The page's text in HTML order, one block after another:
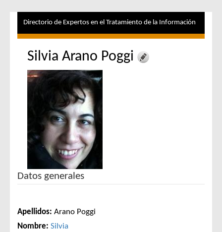
Directorio de Expertos en el Tratamiento de la Información
Silvia Arano Poggi
Datos generales
Apellidos: Arano Poggi
Nombre: Silvia